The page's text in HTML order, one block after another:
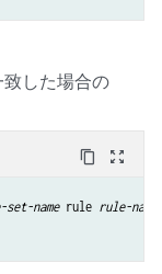
致した場合の
content_copy zoom_out_map
name rule rule-name